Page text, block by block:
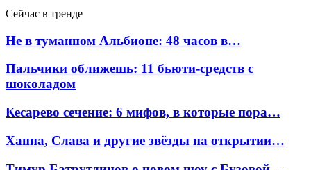
Сейчас в тренде
Не в туманном Альбионе: 48 часов в…
Пальчики оближешь: 11 бьюти-средств с
шоколадом
Кесарево сечение: 6 мифов, в которые пора…
Ханна, Слава и другие звёзды на открытии…